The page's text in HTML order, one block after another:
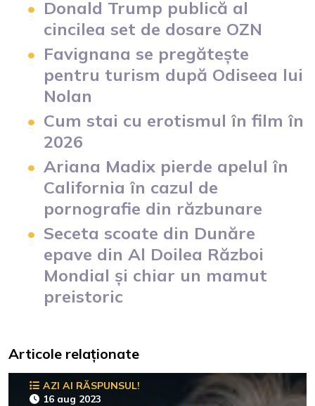
Donald Trump publică al
cincilea set de dosare OZN
Favignana se pregătește
pentru turism după Odiseea lui
Nolan
Cum stai cu erotismul în film în
2026
Ariana Madix pierde apelul în
California în cazul de
pornografie din răzbunare
Seceta scoate din Dunăre
epave din Al Doilea Război
Mondial și chiar un mamut
preistoric
Articole relaționate
AZI AI RĂSPUNSUL!
16 aug 2023